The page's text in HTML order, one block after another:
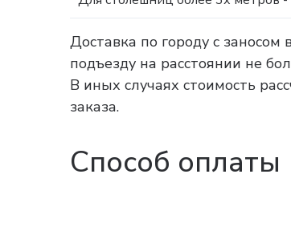
Доставка по городу с
подъезду на расстоянии не
В иных случаях стоимость
заказа.
Способ оплаты